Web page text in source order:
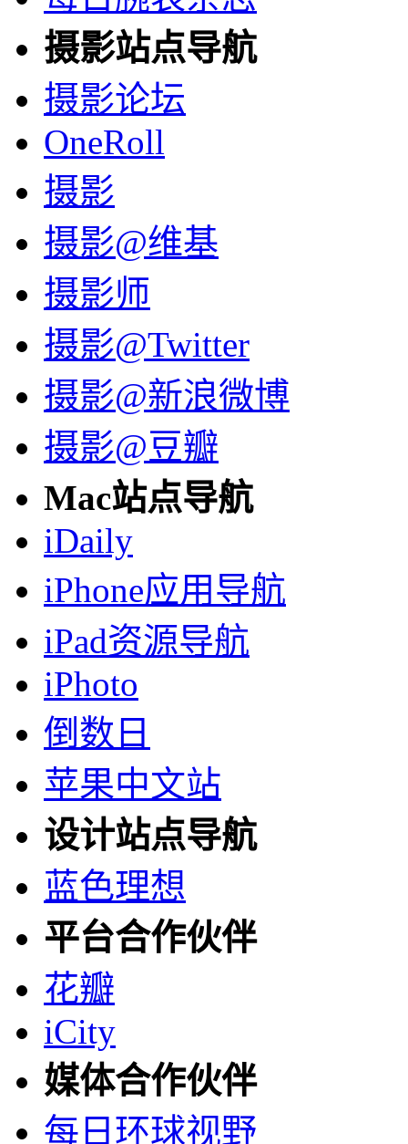
摄影站点导航
摄影论坛
OneRoll
摄影
摄影@维基
摄影师
摄影@Twitter
摄影@新浪微博
摄影@豆瓣
Mac站点导航
iDaily
iPhone应用导航
iPad资源导航
iPhoto
倒数日
苹果中文站
设计站点导航
蓝色理想
平台合作伙伴
花瓣
iCity
媒体合作伙伴
每日环球视野